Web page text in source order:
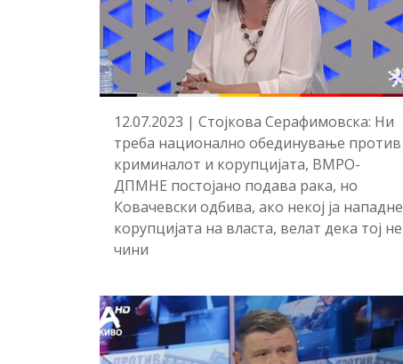
12.07.2023 | Стојкова Серафимовска: Ни
треба национално обединување против
криминалот и корупцијата, ВМРО-
ДПМНЕ постојано подава рака, но
Ковачевски одбива, ако некој ја нападне
корупцијата на власта, велат дека тој не
чини